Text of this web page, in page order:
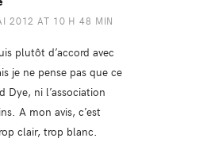
2012 AT 10 H 48 MIN
plutôt d’accord avec
je ne pense pas que ce
Dye, ni l’association
A mon avis, c’est
clair, trop blanc.